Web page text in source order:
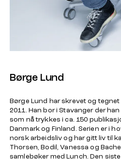
Børge Lund
Børge Lund har skrevet og
2011. Han bor i Stavanger der
som nå trykkes i ca. 150
Danmark og Finland. Serien er i
norsk arbeidsliv og har gitt liv til
Thorsen, Bodil, Vanessa og
samlebøker med Lunch. Den